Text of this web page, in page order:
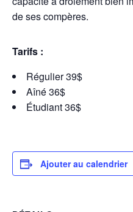
de ses compères.
Tarifs :
Régulier 39$
Aîné 36$
Étudiant 36$
Ajouter au calendrier